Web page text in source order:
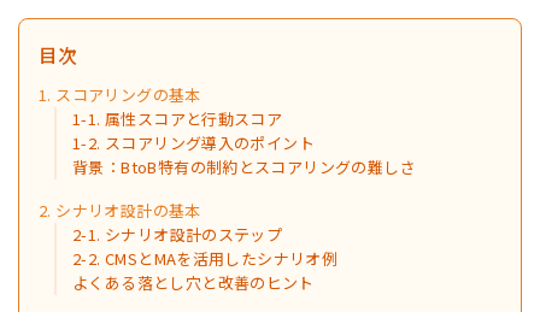
目次
1. スコアリングの基本
1-1. 属性スコアと行動スコア
1-2. スコアリング導入のポイント
背景：BtoB特有の制約とスコアリングの難しさ
2. シナリオ設計の基本
2-1. シナリオ設計のステップ
2-2. CMSとMAを活用したシナリオ例
よくある落とし穴と改善のヒント